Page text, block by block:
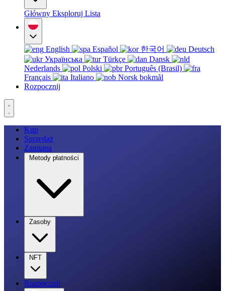
Główny Eksploruj Lista
English Español 한국어
Deutsch
Українська
Türkçe
Dansk
Nederlands
Polski
Português (Brasil)
Français
Italiano
Norsk bokmål
Rozpocznij
Kup
Sprzedaż
Zamiana
Metody płatności
Zasoby
NFT
Rozpocznij